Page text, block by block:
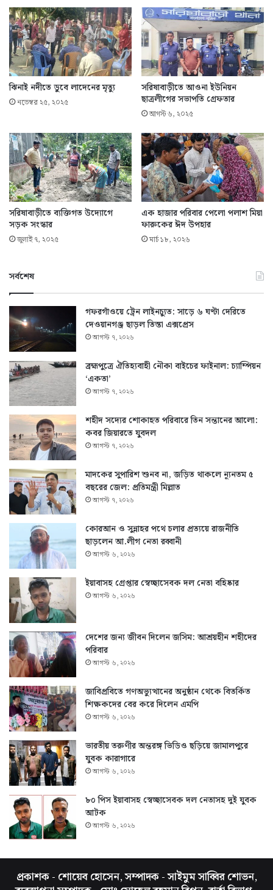
ঝিনাই নদীতে ডুবে লাদেনের মৃত্যু
নভেম্বর ২৫, ২০২৫
সরিষাবাড়ীতে আওনা ইউনিয়ন
ছাত্রলীগের সভাপতি গ্রেফতার
আগস্ট ৬, ২০২৫
সরিষাবাড়ীতে ব্যক্তিগত উদ্যোগে
সড়ক সংস্কার
জুলাই ৭, ২০২৫
এক হাজার পরিবার পেলো পলাশ মিয়া
ফারুকের ঈদ উপহার
মার্চ ১৮, ২০২৬
সর্বশেষ
গফরগাঁওয়ে ট্রেন লাইনচ্যুত: সাড়ে ৬ ঘণ্টা দেরিতে
দেওয়ানগঞ্জ ছাড়ল তিস্তা এক্সপ্রেস
আগস্ট ৭, ২০২৬
ব্রহ্মপুত্রে ঐতিহ্যবাহী নৌকা বাইচের ফাইনাল: চ্যাম্পিয়ন
‘একতা’
আগস্ট ৭, ২০২৬
শহীদ সদ্যের শোকাহত পরিবারে তিন সন্তানের আলো:
কবর জিয়ারতে যুবদল
আগস্ট ৭, ২০২৬
মাদকের সুপারিশ শুনব না, জড়িত থাকলে ন্যূনতম ৫
বছরের জেল: প্রতিমন্ত্রী মিল্লাত
আগস্ট ৭, ২০২৬
কোরআন ও সুন্নাহর পথে চলার প্রত্যয়ে রাজনীতি
ছাড়লেন আ.লীগ নেতা রব্বানী
আগস্ট ৬, ২০২৬
ইয়াবাসহ গ্রেপ্তার স্বেচ্ছাসেবক দল নেতা বহিষ্কার
আগস্ট ৬, ২০২৬
দেশের জন্য জীবন দিলেন জসিম: আশ্রয়হীন শহীদের
পরিবার
আগস্ট ৬, ২০২৬
জাবিপ্রবিতে গণঅভ্যুত্থানের অনুষ্ঠান থেকে বিতর্কিত
শিক্ষকদের বের করে দিলেন এমপি
আগস্ট ৬, ২০২৬
ভারতীয় তরুণীর অন্তরঙ্গ ভিডিও ছড়িয়ে জামালপুরে
যুবক কারাগারে
আগস্ট ৬, ২০২৬
৮০ পিস ইয়াবাসহ স্বেচ্ছাসেবক দল নেতাসহ দুই যুবক
আটক
আগস্ট ৬, ২০২৬
প্রকাশক - শোয়েব হোসেন, সম্পাদক - সাইমুম সাব্বির শোভন,